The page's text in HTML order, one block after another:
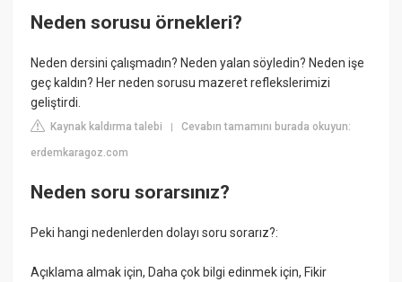
Neden sorusu örnekleri?
Neden dersini çalışmadın? Neden yalan söyledin? Neden işe
geç kaldın? Her neden sorusu mazeret reflekslerimizi
geliştirdi.
Kaynak kaldırma talebi |Cevabın tamamını burada okuyun:
erdemkaragoz.com
Neden soru sorarsınız?
Peki hangi nedenlerden dolayı soru sorarız?:
Açıklama almak için, Daha çok bilgi edinmek için, Fikir